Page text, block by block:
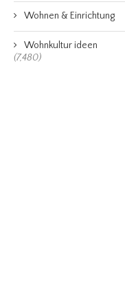
Wohnen & Einrichtung
Wohnkultur ideen
(7,480)